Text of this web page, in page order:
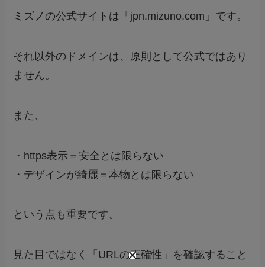
ミズノの公式サイトは「jpn.mizuno.com」です。
それ以外のドメインは、原則として公式ではあり
ません。
また、
・https表示＝安全とは限らない
・デザインが綺麗＝本物とは限らない
という点も重要です。
見た目ではなく「URLの正確性」を確認すること